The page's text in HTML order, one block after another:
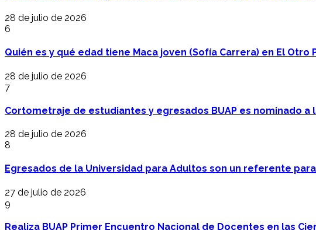
28 de julio de 2026
6
Quién es y qué edad tiene Maca joven (Sofía Carrera) en El Otro
28 de julio de 2026
7
Cortometraje de estudiantes y egresados BUAP es nominado a
28 de julio de 2026
8
Egresados de la Universidad para Adultos son un referente
27 de julio de 2026
9
Realiza BUAP Primer Encuentro Nacional de Docentes en las